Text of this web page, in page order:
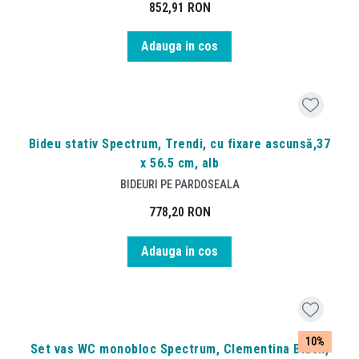
852,91 RON
Adauga in cos
Bideu stativ Spectrum, Trendi, cu fixare ascunsă,37
x 56.5 cm, alb
BIDEURI PE PARDOSEALA
778,20 RON
Adauga in cos
10%
Set vas WC monobloc Spectrum, Clementina Black,